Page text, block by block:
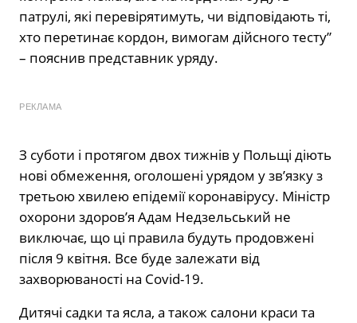
патрулі, які перевірятимуть, чи відповідають ті,
хто перетинає кордон, вимогам дійсного тесту”
– пояснив представник уряду.
РЕКЛАМА
З суботи і протягом двох тижнів у Польщі діють
нові обмеження, оголошені урядом у зв’язку з
третьою хвилею епідемії коронавірусу. Міністр
охорони здоров’я Адам Недзельський не
виключає, що ці правила будуть продовжені
після 9 квітня. Все буде залежати від
захворюваності на Covid-19.
Дитячі садки та ясла, а також салони краси та